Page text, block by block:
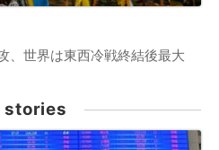
、世界は東西冷戦終結後最大
stories